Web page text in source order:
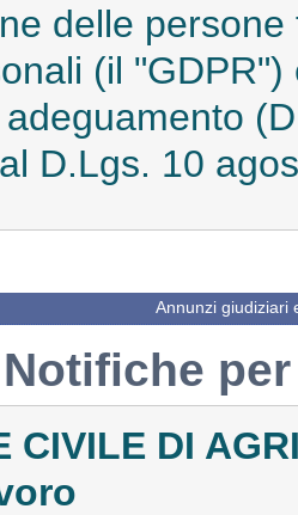
delle
(il
D.Lgs. 10
Annunzi giudiziari
Notifiche
CIVILE DI